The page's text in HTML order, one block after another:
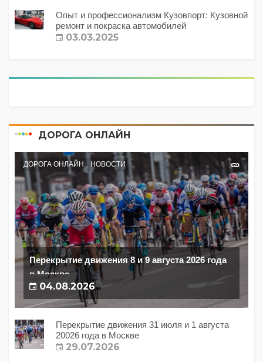
Опыт и профессионализм Кузовпорт: Кузовной
ремонт и покраска автомобилей
03.03.2025
ДОРОГА ОНЛАЙН
ДОРОГА ОНЛАЙН НОВОСТИ
Перекрытие движения 8 и 9 августа 2026 года
в Москве
04.08.2026
Перекрытие движения 31 июля и 1 августа
20026 года в Москве
29.07.2026